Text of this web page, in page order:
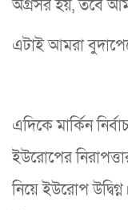
অগ্রসর হয়, তবে
এটাই আমরা
এদিকে মার্কিন
ইউরোপের
নিয়ে ইউরোপ